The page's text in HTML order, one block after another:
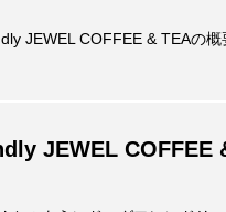
JEWEL COFFEE & TEAの
JEWEL COFFEE